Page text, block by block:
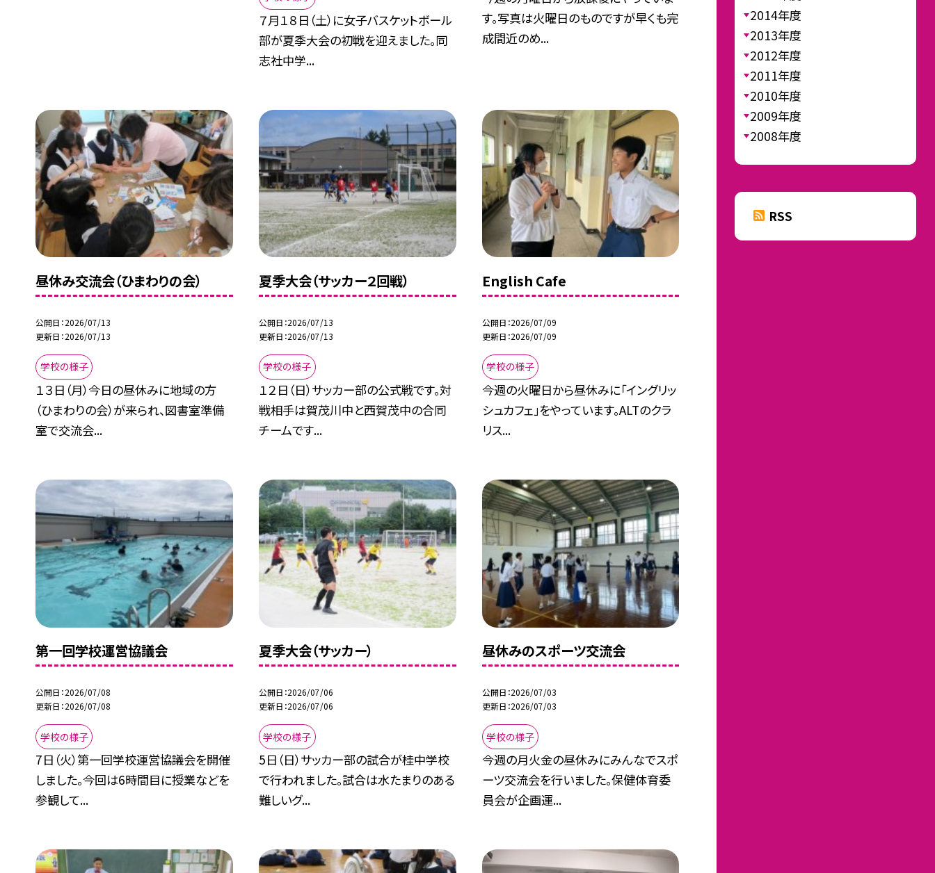
７月１８日（土）に女子バスケットボール
部が夏季大会の初戦を迎えました。同
志社中学...
す。写真は火曜日のものですが早くも完
成間近のめ...
昼休み交流会（ひまわりの会）
公開日 2026/07/13
更新日 2026/07/13
学校の様子
１３日（月）今日の昼休みに地域の方
（ひまわりの会）が来られ、図書室準備
室で交流会...
夏季大会（サッカー２回戦）
公開日 2026/07/13
更新日 2026/07/13
学校の様子
１２日（日）サッカー部の公式戦です。対
戦相手は賀茂川中と西賀茂中の合同
チームです...
English Cafe
公開日 2026/07/09
更新日 2026/07/09
学校の様子
今週の火曜日から昼休みに「イングリッ
シュカフェ」をやっています。ALTのクラ
リス...
第一回学校運営協議会
公開日 2026/07/08
更新日 2026/07/08
学校の様子
7日（火）第一回学校運営協議会を開催
しました。今回は6時間目に授業などを
参観して...
夏季大会（サッカー）
公開日 2026/07/06
更新日 2026/07/06
学校の様子
5日（日）サッカー部の試合が桂中学校
で行われました。試合は水たまりのある
難しいグ...
昼休みのスポーツ交流会
公開日 2026/07/03
更新日 2026/07/03
学校の様子
今週の月火金の昼休みにみんなでスポ
ーツ交流会を行いました。保健体育委
員会が企画運...
2014年度
2013年度
2012年度
2011年度
2010年度
2009年度
2008年度
RSS